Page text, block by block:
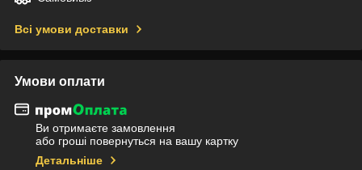
Всі умови доставки
Умови оплати
Ви отримаєте замовлення
або гроші повернуться на вашу картку
Детальніше